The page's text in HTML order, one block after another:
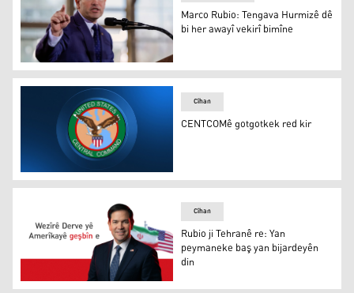
Marco Rubio: Tengava Hurmizê dê bi her awayî vekirî
Marco Rubio: Tengava Hurmizê dê
bi her awayî vekirî bimîne
CENTCOMê gotgotkek red kir
Cîhan
CENTCOMê gotgotkek red kir
Cîhan
Rubio ji Tehranê re: Yan
peymaneke baş yan bijardeyên
din